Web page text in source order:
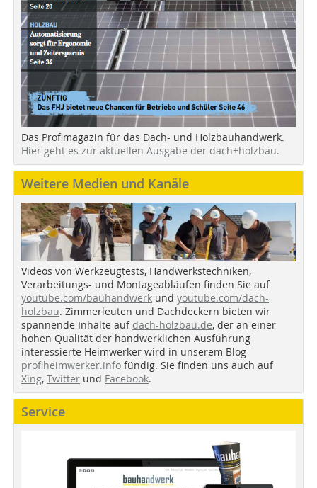
Das Profimagazin für das Dach- und Holzbauhandwerk.
Hier geht es zur aktuellen Ausgabe der dach+holzbau.
Weitere Medien und Kanäle
Videos von Werkzeugtests, Handwerkstechniken,
Verarbeitungs- und Montageabläufen finden Sie auf
youtube.com/bauhandwerk und youtube.com/dach-
holzbau. Zimmerleuten und Dachdeckern bieten wir
spannende Inhalte auf dach-holzbau.de, der an einer
hohen Qualität der handwerklichen Ausführung
interessierte Heimwerker wird in unserem Blog
profiheimwerker.info fündig. Sie finden uns auch auf
Xing, Twitter und Facebook.
Service